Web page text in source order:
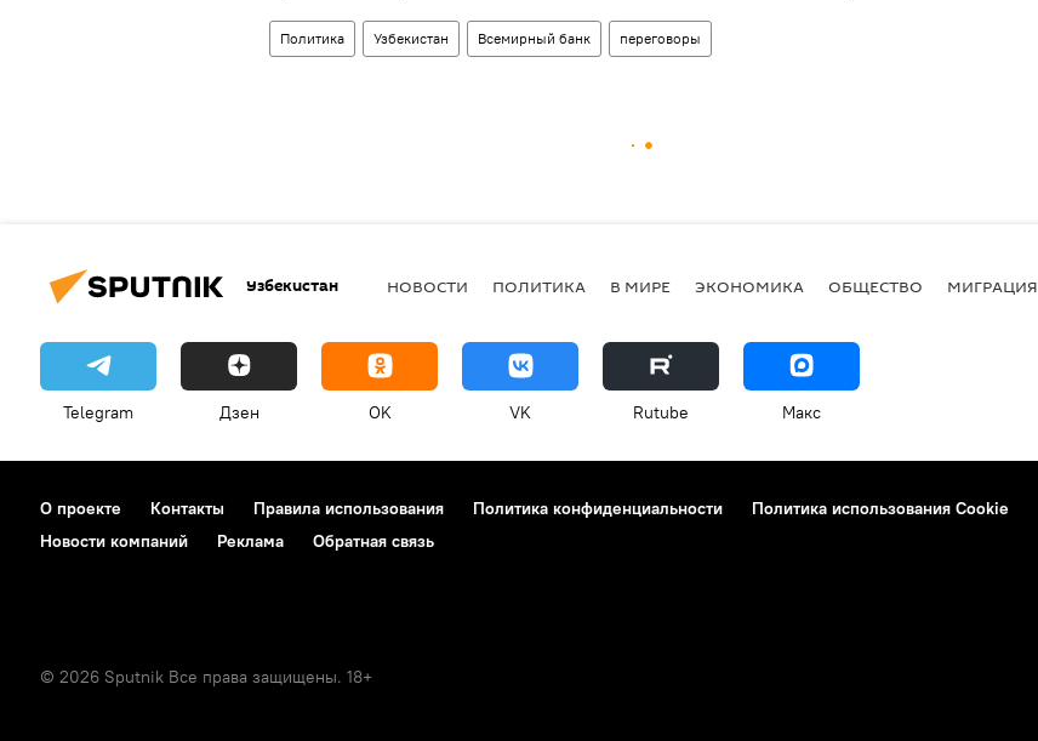
Политика Узбекистан Всемирный банк переговоры
Узбекистан НОВОСТИ ПОЛИТИКА В МИРЕ ЭКОНОМИКА ОБЩЕСТВО МИГРАЦИЯ
Telegram Дзен OK VK Rutube Макс
О проекте Контакты Правила использования Политика конфиденциальности Политика использования Cookie
Новости компаний
Реклама Обратная связь
© 2026 Sputnik Все права защищены. 18+